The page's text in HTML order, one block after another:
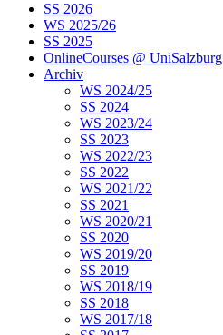
SS 2026
WS 2025/26
SS 2025
OnlineCourses @ UniSalzburg
Archiv
WS 2024/25
SS 2024
WS 2023/24
SS 2023
WS 2022/23
SS 2022
WS 2021/22
SS 2021
WS 2020/21
SS 2020
WS 2019/20
SS 2019
WS 2018/19
SS 2018
WS 2017/18